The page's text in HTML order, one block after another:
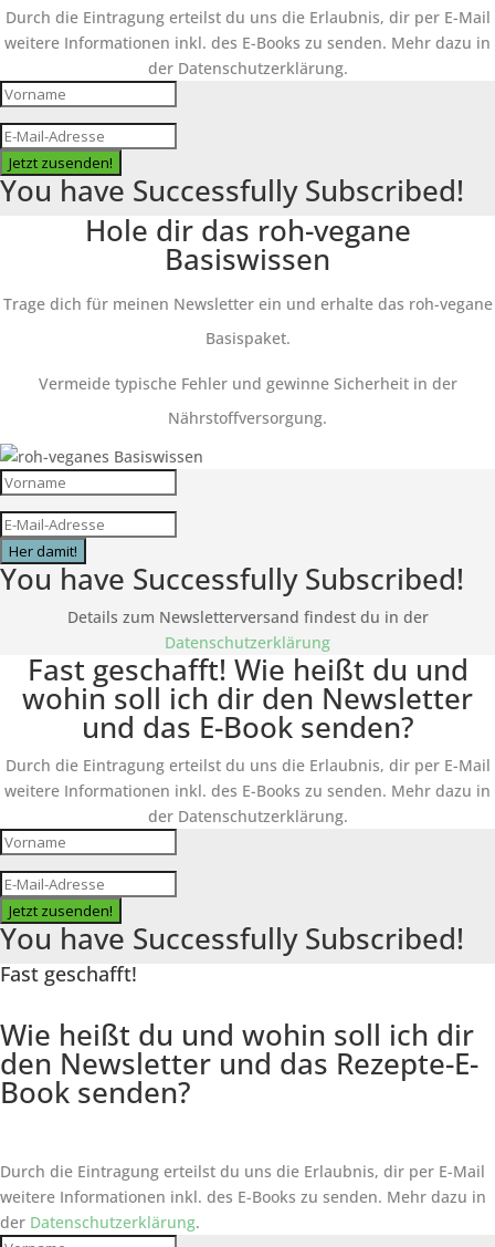
Durch die Eintragung erteilst du uns die Erlaubnis, dir per E-Mail
weitere Informationen inkl. des E-Books zu senden. Mehr dazu in
der Datenschutzerklärung.
Jetzt zusenden!
You have Successfully Subscribed!
Hole dir das roh-vegane
Basiswissen
Trage dich für meinen Newsletter ein und erhalte das roh-vegane
Basispaket.
Vermeide typische Fehler und gewinne Sicherheit in der
Nährstoffversorgung.
Her damit!
You have Successfully Subscribed!
Details zum Newsletterversand findest du in der
Datenschutzerklärung
Fast geschafft! Wie heißt du und
wohin soll ich dir den Newsletter
und das E-Book senden?
Durch die Eintragung erteilst du uns die Erlaubnis, dir per E-Mail
weitere Informationen inkl. des E-Books zu senden. Mehr dazu in
der Datenschutzerklärung.
Jetzt zusenden!
You have Successfully Subscribed!
Fast geschafft!
Wie heißt du und wohin soll ich dir
den Newsletter und das Rezepte-E-
Book senden?
Durch die Eintragung erteilst du uns die Erlaubnis, dir per E-Mail
weitere Informationen inkl. des E-Books zu senden. Mehr dazu in
der Datenschutzerklärung.